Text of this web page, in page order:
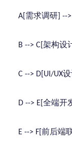
A[ 需求调研 ] --
B --> C[ 架构设
C --> D[UI/UX
D --> E[ 全端开
E --> F[ 前后端